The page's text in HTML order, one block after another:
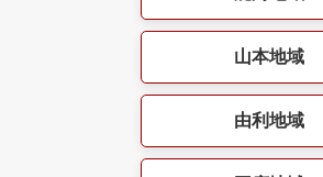
山本地域
由利地域